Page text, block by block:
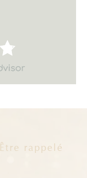
Être rappelé